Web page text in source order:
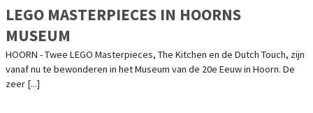
LEGO MASTERPIECES IN HOORNS
MUSEUM
HOORN - Twee LEGO Masterpieces, The Kitchen en de Dutch Touch, zijn
vanaf nu te bewonderen in het Museum van de 20e Eeuw in Hoorn. De
zeer [...]